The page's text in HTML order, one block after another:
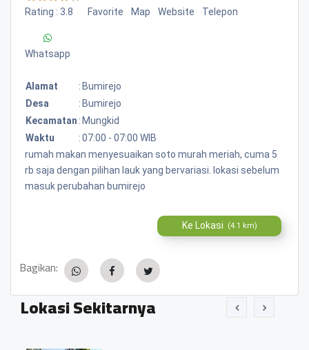
Rating : 3.8 Favorite Map Website Telepon
Whatsapp
Alamat : Bumirejo
Desa
: Bumirejo
Kecamatan : Mungkid
Waktu
:07:00 - 07:00 WIB
rumah makan menyesuaikan soto murah meriah, cuma 5
rb saja dengan pilihan lauk yang bervariasi. lokasi sebelum
masuk perubahan bumirejo
Ke Lokasi (4.1 km)
Bagikan:
Lokasi Sekitarnya